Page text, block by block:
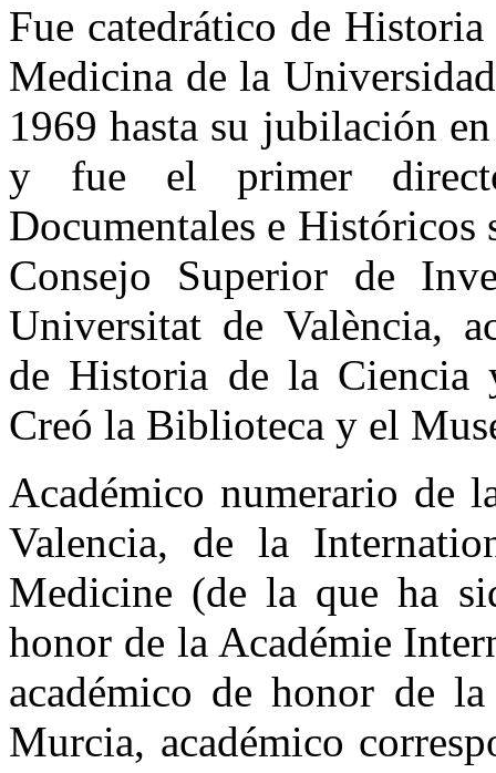
Fue catedrático de
Medicina de la
1969 hasta su jubilación
y fue el primer
Documentales e
Consejo Superior de
Universitat de València,
de Historia de la Ciencia
Creó la Biblioteca y el
Académico numerario de
Valencia, de la
Medicine (de la que ha
honor de la Académie
académico de honor de
Murcia, académico